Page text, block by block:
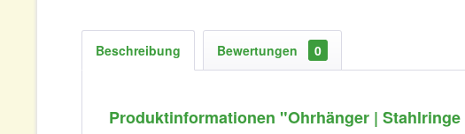
Beschreibung Bewertungen 0
Produktinformationen "Ohrhänger |